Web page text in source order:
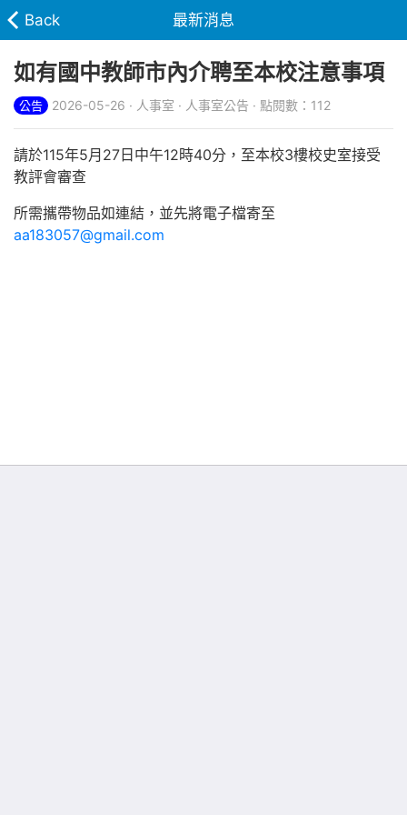
Back 最新消息
如有國中教師市內介聘至本校注意事項
公告 2026-05-26 · 人事室 · 人事室公告 · 點閱數：112
請於115年5月27日中午12時40分，至本校3樓校史室接受
教評會審查
所需攜帶物品如連結，並先將電子檔寄至
aa183057@gmail.com